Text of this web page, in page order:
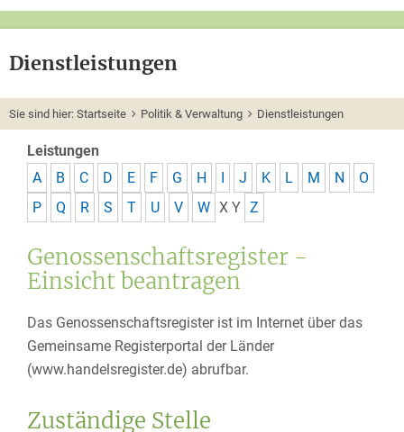
Dienstleistungen
Sie sind hier: Startseite Politik & Verwaltung Dienstleistungen
Leistungen
A
B C D E F G H I J K L M N
O
P
Q R S T U V W X Y Z
Genossenschaftsregister -
Einsicht beantragen
Das Genossenschaftsregister ist im Internet über das
Gemeinsame Registerportal der Länder
(www.handelsregister.de) abrufbar.
Zuständige Stelle